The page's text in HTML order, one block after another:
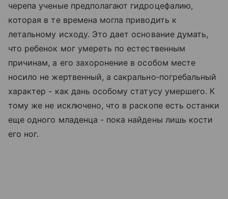
черепа ученые предполагают гидроцефалию,
которая в те времена могла приводить к
летальному исходу. Это дает основание думать,
что ребенок мог умереть по естественным
причинам, а его захоронение в особом месте
носило не жертвенный, а сакрально‑погребальный
характер - как дань особому статусу умершего. К
тому же не исключено, что в раскопе есть останки
еще одного младенца - пока найдены лишь кости
его ног.